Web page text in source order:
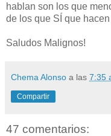
hablan son los que
de los que SÍ que
Saludos Malignos!
Chema Alonso a las 7:35
Compartir
47 comentarios: